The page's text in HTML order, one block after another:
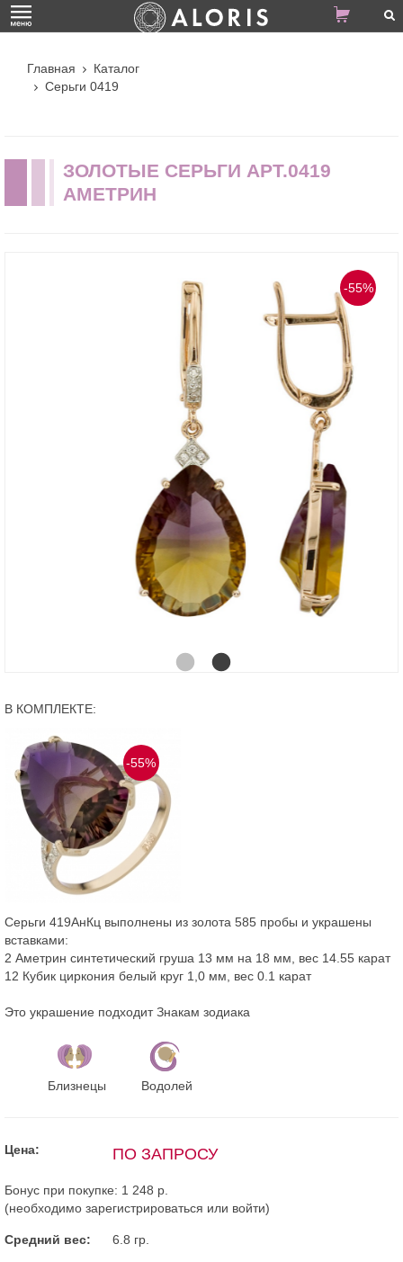
Главная
Каталог
Серьги 0419
ЗОЛОТЫЕ СЕРЬГИ АРТ.0419
АМЕТРИН
-55%
В КОМПЛЕКТЕ:
-55%
Серьги 419АнКц выполнены из золота 585 пробы и украшены
вставками:
2 Аметрин синтетический груша 13 мм на 18 мм, вес 14.55 карат
12 Кубик циркония белый круг 1,0 мм, вес 0.1 карат
Это украшение подходит Знакам зодиака
Близнецы Водолей
Цена: ПО ЗАПРОСУ
Бонус при покупке: 1 248 р.
(необходимо зарегистрироваться или войти)
Средний вес: 6.8 гр.